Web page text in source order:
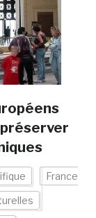
France